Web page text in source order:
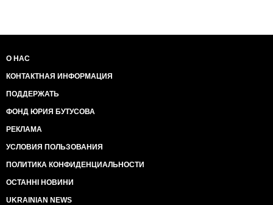
О НАС
КОНТАКТНАЯ ИНФОРМАЦИЯ
ПОДДЕРЖАТЬ
ФОНД ЮРИЯ БУТУСОВА
РЕКЛАМА
УСЛОВИЯ ПОЛЬЗОВАНИЯ
ПОЛИТИКА КОНФИДЕНЦИАЛЬНОСТИ
ОСТАННІ НОВИНИ
UKRAINIAN NEWS